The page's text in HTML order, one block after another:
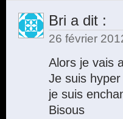
Bri a dit :
26 février
Alors je vais
Je suis
je suis
Bisous